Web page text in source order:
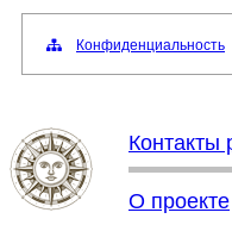
Конфиденциальность
Контакты
О проекте